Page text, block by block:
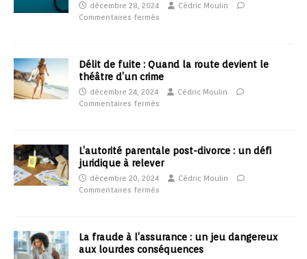
décembre 28, 2024
Cédric Moulin
Commentaires fermés
Délit de fuite : Quand la route devient le
théâtre d’un crime
décembre 24, 2024
Cédric Moulin
Commentaires fermés
L’autorité parentale post-divorce : un défi
juridique à relever
décembre 20, 2024
Cédric Moulin
Commentaires fermés
La fraude à l’assurance : un jeu dangereux
aux lourdes conséquences